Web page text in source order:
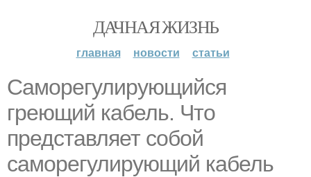
ДАЧНАЯ ЖИЗНЬ
главная новости статьи
Саморегулирующийся
греющий кабель. Что
представляет собой
саморегулирующий кабель